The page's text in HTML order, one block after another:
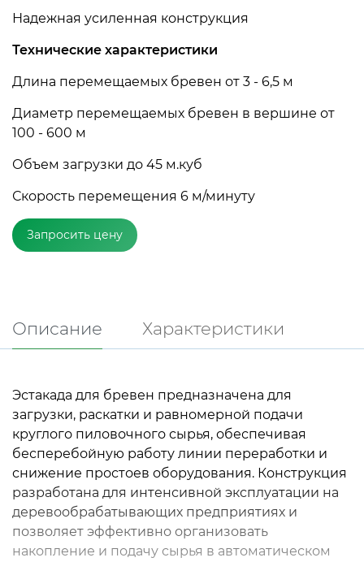
Надежная усиленная конструкция
Технические характеристики
Длина перемещаемых бревен от 3 - 6,5 м
Диаметр перемещаемых бревен в вершине от
100 - 600 м
Объем загрузки до 45 м.куб
Скорость перемещения 6 м/минуту
Запросить цену
Описание Характеристики
Эстакада для бревен предназначена для
загрузки, раскатки и равномерной подачи
круглого пиловочного сырья, обеспечивая
бесперебойную работу линии переработки и
снижение простоев оборудования. Конструкция
разработана для интенсивной эксплуатации на
деревообрабатывающих предприятиях и
позволяет эффективно организовать
накопление и подачу сырья в автоматическом